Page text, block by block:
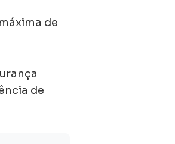
de
de